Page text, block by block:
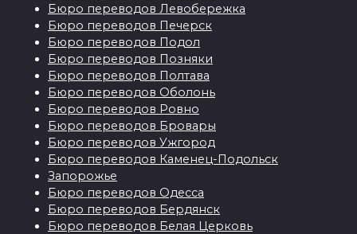
Бюро переводов Левобережка
Бюро переводов Печерск
Бюро переводов Подол
Бюро переводов Позняки
Бюро переводов Полтава
Бюро переводов Оболонь
Бюро переводов Ровно
Бюро переводов Бровары
Бюро переводов Ужгород
Бюро переводов Каменец-Подольск
Запорожье
Бюро переводов Одесса
Бюро переводов Бердянск
Бюро переводов Белая Церковь